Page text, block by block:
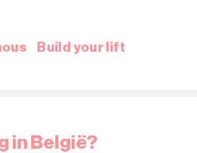
Build your lift
in België?